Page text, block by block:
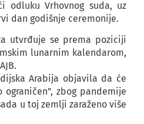
odluku Vrhovnog suda, uz
dan godišnje ceremonije.
utvrđuje se prema poziciji
lunarnim kalendarom,
Arabija objavila da će
zbog pandemije
u toj zemlji zaraženo više